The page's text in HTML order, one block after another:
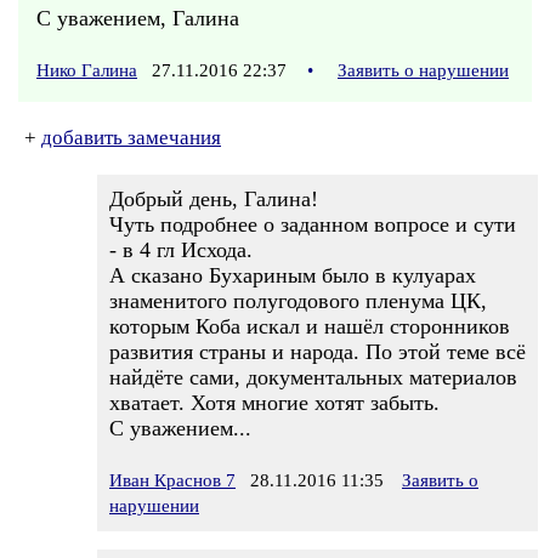
С уважением, Галина
Нико Галина 27.11.2016 22:37 • Заявить о нарушении
+ добавить замечания
Добрый день, Галина!
Чуть подробнее о заданном вопросе и сути
- в 4 гл Исхода.
А сказано Бухариным было в кулуарах
знаменитого полугодового пленума ЦК,
которым Коба искал и нашёл сторонников
развития страны и народа. По этой теме всё
найдёте сами, документальных материалов
хватает. Хотя многие хотят забыть.
С уважением...
Иван Краснов 7 28.11.2016 11:35
Заявить о
нарушении